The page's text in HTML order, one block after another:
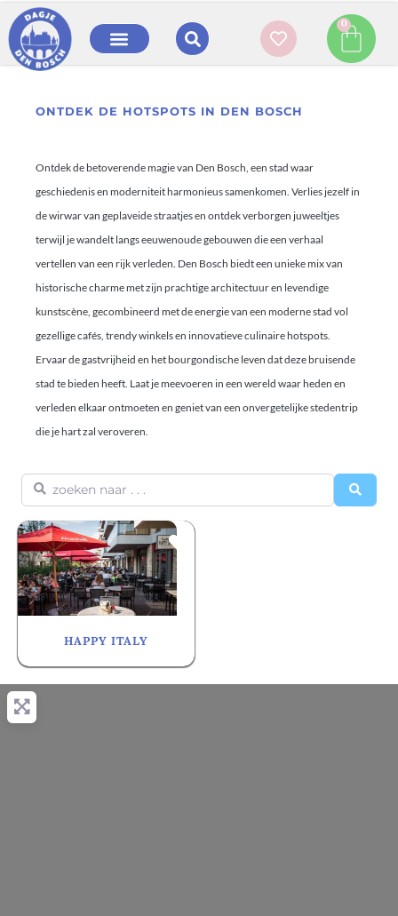
0
ONTDEK DE HOTSPOTS IN DEN BOSCH
Ontdek de betoverende magie van Den Bosch, een stad waar
geschiedenis en moderniteit harmonieus samenkomen. Verlies jezelf in
de wirwar van geplaveide straatjes en ontdek verborgen juweeltjes
terwijl je wandelt langs eeuwenoude gebouwen die een verhaal
vertellen van een rijk verleden. Den Bosch biedt een unieke mix van
historische charme met zijn prachtige architectuur en levendige
kunstscène, gecombineerd met de energie van een moderne stad vol
gezellige cafés, trendy winkels en innovatieve culinaire hotspots.
Ervaar de gastvrijheid en het bourgondische leven dat deze bruisende
stad te bieden heeft. Laat je meevoeren in een wereld waar heden en
verleden elkaar ontmoeten en geniet van een onvergetelijke stedentrip
die je hart zal veroveren.
zoeken naar . . .
HAPPY ITALY